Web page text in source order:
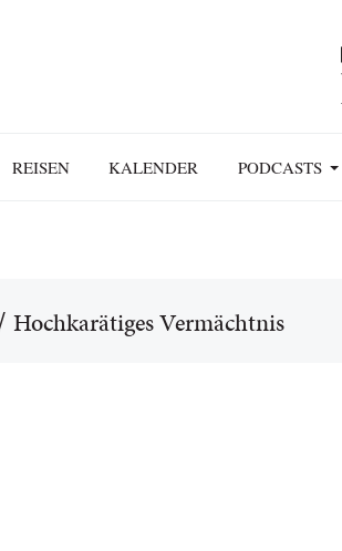
REISEN KALENDER PODCASTS
Hochkarätiges Vermächtnis